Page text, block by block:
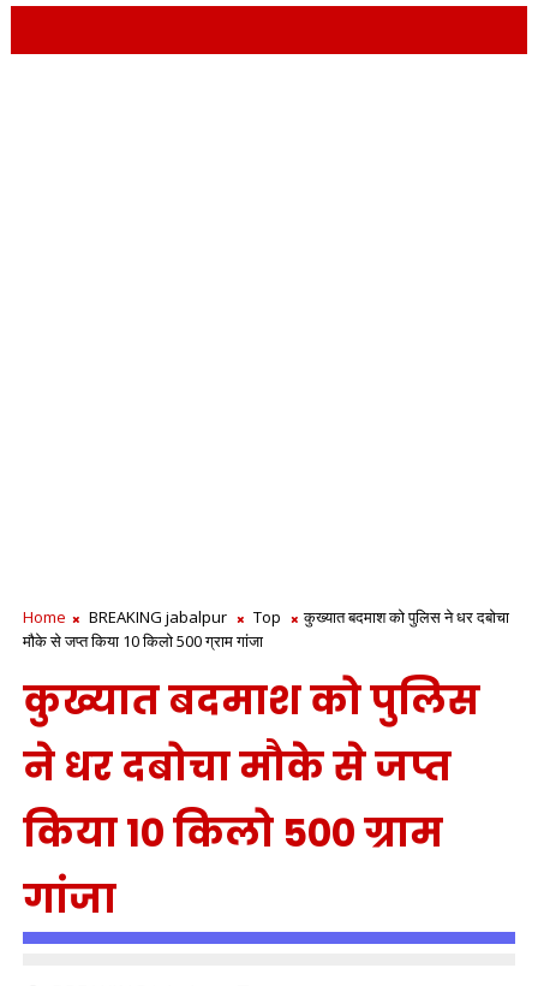
Home BREAKING jabalpur Top
कुख्यात बदमाश को पुलिस ने धर दबोचा
मौके से जप्त किया 10 किलो 500 ग्राम गांजा
कुख्यात बदमाश को पुलिस
ने धर दबोचा मौके से जप्त
किया 10 किलो 500 ग्राम
गांजा